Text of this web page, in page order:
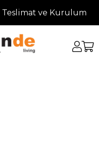
Teslimat ve Kurulum